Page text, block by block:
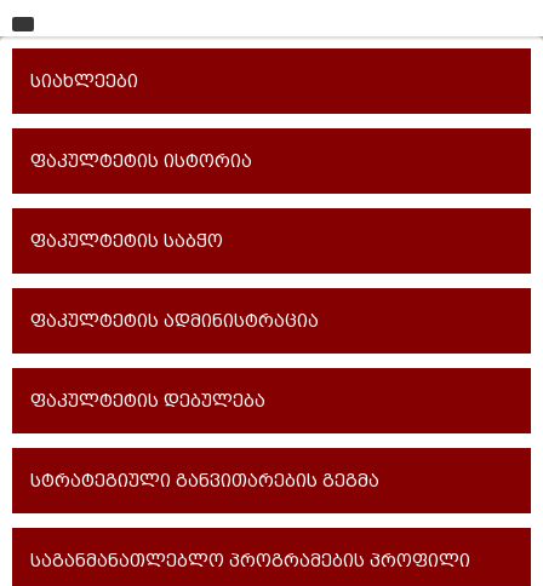
მთავარი
სწავლა
კვლევა
ინტერნაციონალიზაცია
სიახლეები
ფაკულტეტის ისტორია
ფაკულტეტის საბჭო
ფაკულტეტის ადმინისტრაცია
ფაკულტეტის დებულება
სტრატეგიული განვითარების გეგმა
საგანმანათლებლო პროგრამების პროფილი